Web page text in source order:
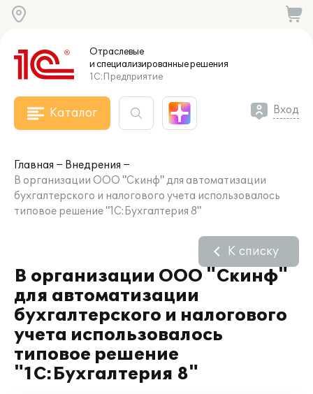
Отраслевые
и специализированныерешения
1С:Предприятие
Каталог Вход
Главная
Внедрения
В организации ООО "Скинф" для автоматизации
бухгалтерского и налогового учета использовалось
типовое решение "1С:Бухгалтерия 8"
В организации ООО "Скинф"
для автоматизации
бухгалтерского и налогового
учета использовалось
типовое решение
"1С:Бухгалтерия 8"
К списку